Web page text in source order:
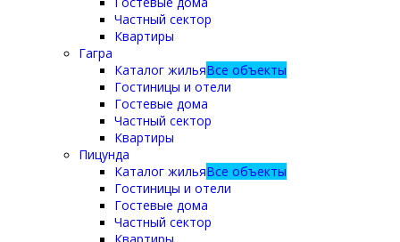
Частный сектор
Квартиры
Гагра
Каталог жильяВсе объекты
Гостиницы и отели
Гостевые дома
Частный сектор
Квартиры
Пицунда
Каталог жильяВсе объекты
Гостиницы и отели
Гостевые дома
Частный сектор